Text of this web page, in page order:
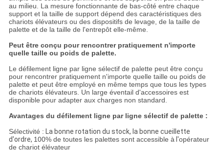
au milieu. La mesure fonctionnante de bas-côté entre chaque
support et la taille de support dépend des caractéristiques des
chariots élévateurs ou des dispositifs de levage, de la taille de
palette et de la taille de l'entrepôt elle-même.
Peut être conçu pour rencontrer pratiquement n'importe
quelle taille ou poids de palette.
Le défilement ligne par ligne sélectif de palette peut être conçu
pour rencontrer pratiquement n'importe quelle taille ou poids de
palette et peut être employé en même temps que tous les types
de chariots élévateurs. Un large éventail d'accessoires est
disponible pour adapter aux charges non standard.
Avantages du défilement ligne par ligne sélectif de palette :
Sélectivité : La bonne rotation du stock, la bonne cueillette
d'ordre, 100% de toutes les palettes sont accessible àl'opérateur
de chariot élévateur